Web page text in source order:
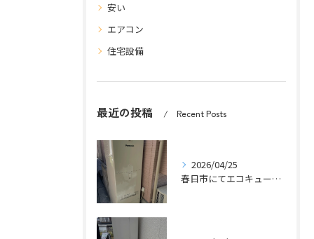
安い
エアコン
住宅設備
最近の投稿 Recent Posts
2026/04/25
春日市にてエコキュートの取替工事をさせていただきました。